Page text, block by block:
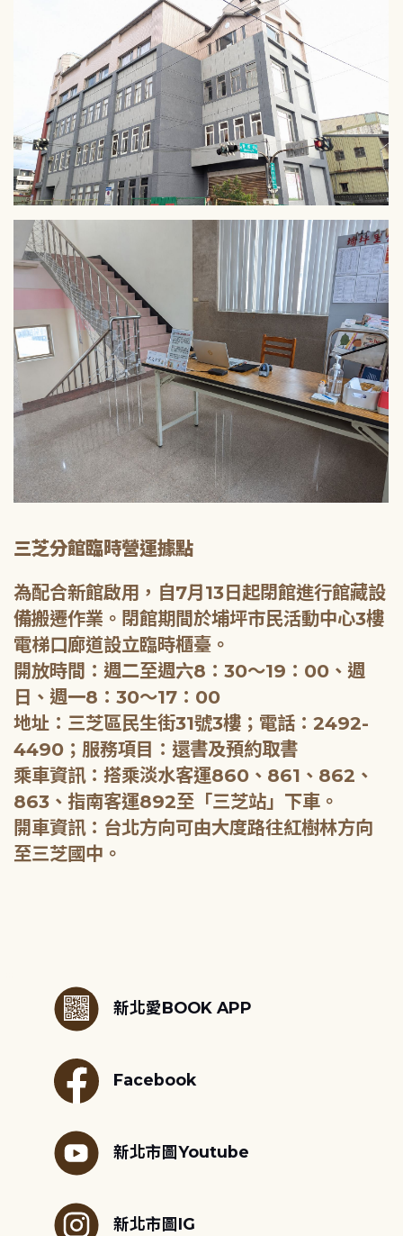
三芝分館臨時營運據點
為配合新館啟用，自7月13日起閉館進行館藏設
備搬遷作業。閉館期間於埔坪市民活動中心3樓
電梯口廊道設立臨時櫃臺。
開放時間：週二至週六8：30～19：00、週
日、週一8：30～17：00
地址：三芝區民生街31號3樓；電話：2492-
4490；服務項目：還書及預約取書
乘車資訊：搭乘淡水客運860、861、862、
863、指南客運892至「三芝站」下車。
開車資訊：台北方向可由大度路往紅樹林方向
至三芝國中。
新北愛BOOK APP
Facebook
新北市圖Youtube
新北市圖IG